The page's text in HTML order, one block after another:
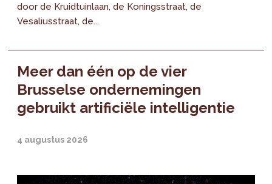
door de Kruidtuinlaan, de Koningsstraat, de
Vesaliusstraat, de...
Meer dan één op de vier
Brusselse ondernemingen
gebruikt artificiële intelligentie
4 augustus 2026